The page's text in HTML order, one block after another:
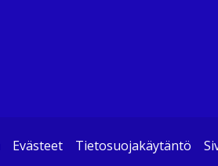
Evästeet Tietosuojakäytäntö